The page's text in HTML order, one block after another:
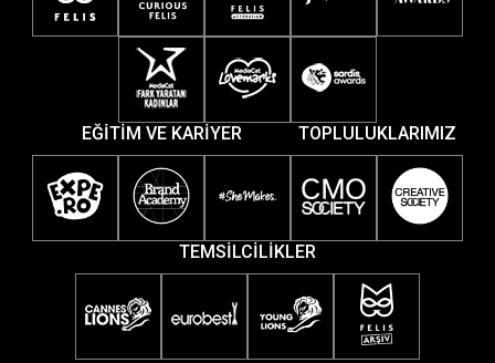
EĞİTİM VE KARİYER TOPLULUKLARIMIZ
TEMSİLCİLİKLER